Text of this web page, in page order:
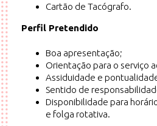
Cartão de Tacógrafo.
Perfil Pretendido
Boa apresentação;
Orientação para o serviço
Assiduidade e
Sentido de
Disponibilidade para
e folga rotativa.